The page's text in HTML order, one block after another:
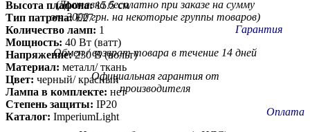
(Доставка бесплатно при заказе на сумму
от 3000 грн. на некоторые группы товаров)
Гарантия
Обмен / возврат товара в течение 14 дней
Официальная гарантия от
производителя
Оплата
Высота плафона:15.5 см
Тип патрона:E27
Количество ламп: 1
Мощность: 40 Вт (ватт)
Напряжение:230 В (вольт)
Материал: металл/ ткань
Цвет: черный/ красный
Лампа в комплекте: нет
Степень защиты: IP20
Каталог: ImperiumLight